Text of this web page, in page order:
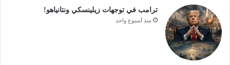
ترامب في توجهات زيلينسكي ونتانياهو!
منذ أسبوع واحد